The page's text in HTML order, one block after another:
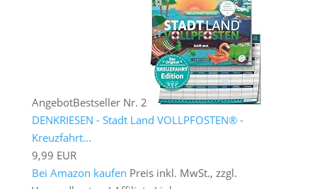
AngebotBestseller Nr. 2
DENKRIESEN - Stadt Land VOLLPFOSTEN® -
Kreuzfahrt...
9,99 EUR
Bei Amazon kaufen Preis inkl. MwSt., zzgl.